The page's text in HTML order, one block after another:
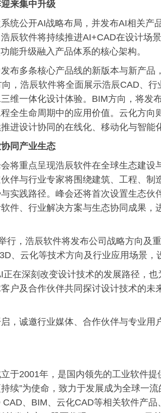
迎来集中升级
统公开AI战略布局，并发布AI相关产
辰软件将持续推进AI+CAD在设计场
能升级融入产品体系的核心架构。
布多条核心产品线的新版本与新产品
，浩辰软件将全面展示浩辰CAD、
维一体化设计体验。BIM方向，将发
全生命周期中的应用价值。云化方向
进设计协同的在线化、移动化与智能
同产业生态
将重点呈现浩辰软件在全球生态建设
伴与行业专家将围绕建筑、工程、制
实践路径。峰会还将首次设置生态伙
件、行业解决方案与生态协同成果，
行，浩辰软件将发布公司战略方向及
、云化等技术方向及行业应用场景，
正在深刻改变设计技术的发展路径，
户及合作伙伴共同探讨设计技术的未
，诚邀行业媒体、合作伙伴与专业用
于2001年，是国内领先的工业软件
续”为使命，致力于发展成为全球一
、BIM、云化CAD等相关软件产